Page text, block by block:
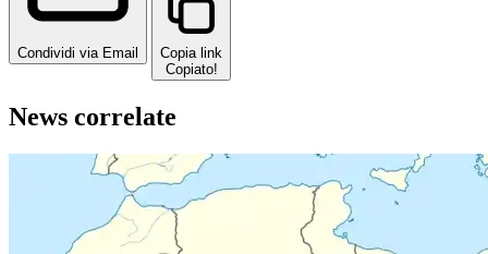
Condividi via Email
Copia link
Copiato!
News correlate